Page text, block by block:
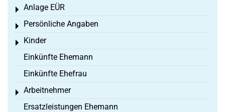
Anlage EÜR
Toggle menu
Persönliche Angaben
Toggle menu
Kinder
Toggle menu
Einkünfte Ehemann
Einkünfte Ehefrau
Arbeitnehmer
Toggle menu
Ersatzleistungen Ehemann